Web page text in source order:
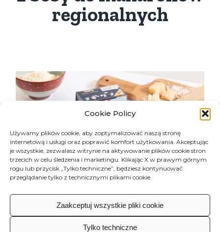
Cookie Policy
Używamy plików cookie, aby zoptymalizować naszą stronę
internetową i usługi oraz poprawić komfort użytkowania. Akceptując
je wszystkie, zezwalasz witrynie na aktywowanie plików cookie stron
trzecich w celu śledzenia i marketingu. Klikając X w prawym górnym
rogu lub przycisk „Tylko techniczne”, będziesz kontynuować
przeglądanie tylko z technicznymi plikami cookie.
Zaakceptuj wszystkie pliki cookie
Tylko techniczne
regionalnych